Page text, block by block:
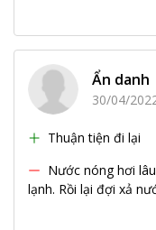
Ẩn danh
30/04/
Thuận tiện đi lại
Nước nóng hơi
lạnh. Rồi lại đợi xả